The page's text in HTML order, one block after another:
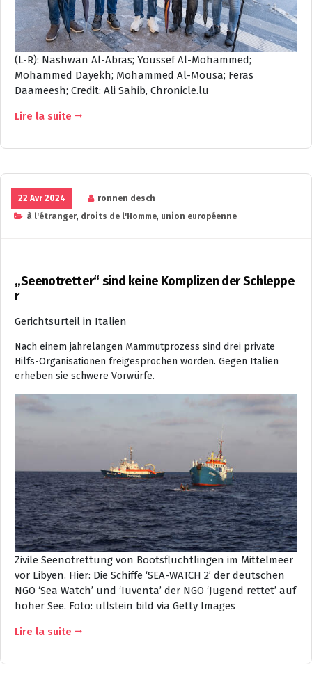
(L-R): Nashwan Al-Abras; Youssef Al-Mohammed;
Mohammed Dayekh; Mohammed Al-Mousa; Feras
Daameesh; Credit: Ali Sahib, Chronicle.lu
Lire la suite
22 Avr 2024
ronnen desch
à l'étranger, droits de l'Homme, union européenne
„Seenotretter“ sind keine Komplizen der Schleppe
r
Gerichtsurteil in Italien
Nach einem jahrelangen Mammutprozess sind drei private
Hilfs-Organisationen freigesprochen worden. Gegen Italien
erheben sie schwere Vorwürfe.
Zivile Seenotrettung von Bootsflüchtlingen im Mittelmeer
vor Libyen. Hier: Die Schiffe ‘SEA-WATCH 2’ der deutschen
NGO ‘Sea Watch’ und ‘Iuventa’ der NGO ‘Jugend rettet’ auf
hoher See. Foto: ullstein bild via Getty Images
Lire la suite